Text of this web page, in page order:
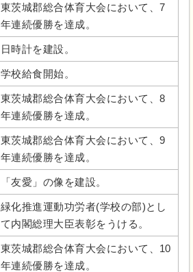
東茨城郡総合体育大会において、7
年連続優勝を達成。
日時計を建設。
学校給食開始。
東茨城郡総合体育大会において、8
年連続優勝を達成。
東茨城郡総合体育大会において、9
年連続優勝を達成。
「友愛」の像を建設。
緑化推進運動功労者(学校の部)とし
て内閣総理大臣表彰をうける。
東茨城郡総合体育大会において、10
年連続優勝を達成。